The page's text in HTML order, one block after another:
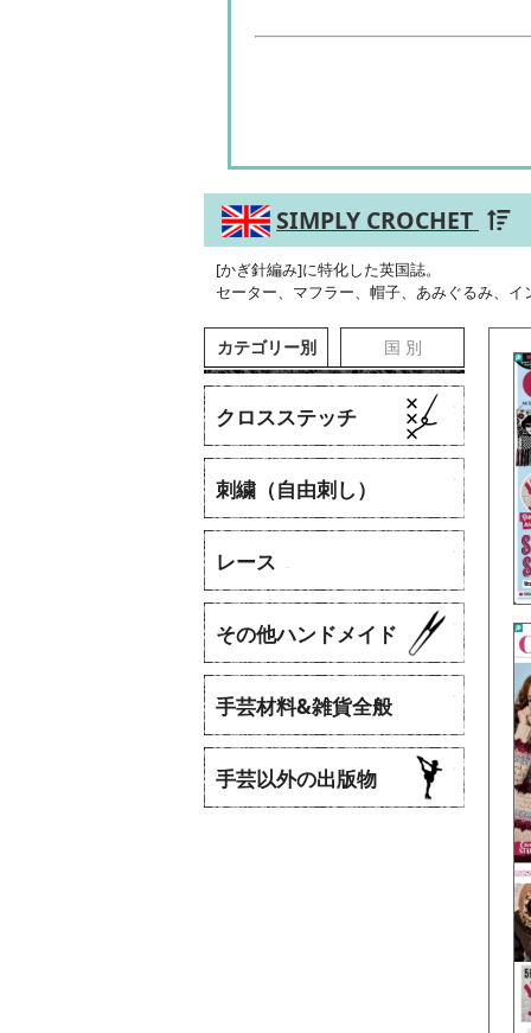
SIMPLY CROCHET
[かぎ針編み]に特化した英国誌。
セーター、マフラー、帽子、あみぐるみ、
カテゴリー別 国 別
クロスステッチ
刺繍（自由刺し）
レース
​その他ハンドメイド
手芸材料&雑貨全般
手芸以外の出版物